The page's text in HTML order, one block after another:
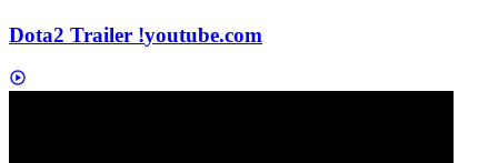
Dota2 Trailer !youtube.com